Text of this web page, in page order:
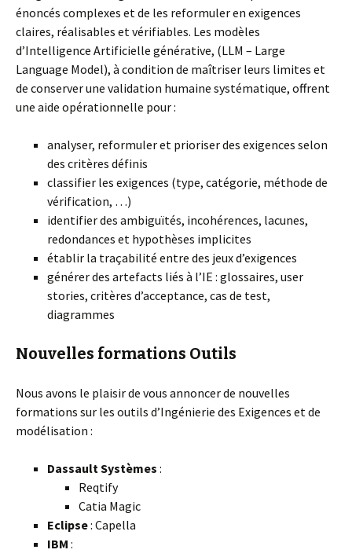
énoncés complexes et de les reformuler en exigences
claires, réalisables et vérifiables. Les modèles
d’Intelligence Artificielle générative, (LLM – Large
Language Model), à condition de maîtriser leurs limites et
de conserver une validation humaine systématique, offrent
une aide opérationnelle pour :
analyser, reformuler et prioriser des exigences selon
des critères définis
classifier les exigences (type, catégorie, méthode de
vérification, …)
identifier des ambiguïtés, incohérences, lacunes,
redondances et hypothèses implicites
établir la traçabilité entre des jeux d’exigences
générer des artefacts liés à l’IE : glossaires, user
stories, critères d’acceptance, cas de test,
diagrammes
Nouvelles formations Outils
Nous avons le plaisir de vous annoncer de nouvelles
formations sur les outils d’Ingénierie des Exigences et de
modélisation :
Dassault Systèmes :
Reqtify
Catia Magic
Eclipse: Capella
IBM :